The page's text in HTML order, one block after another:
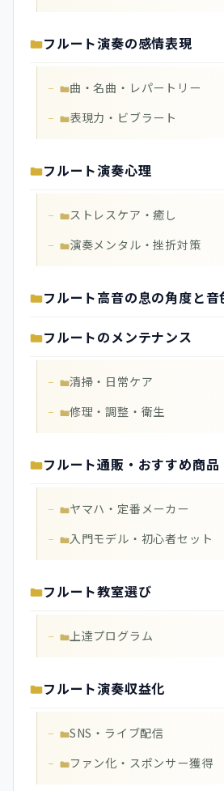
フルート演奏の感情表現
曲・名曲・レパートリー
表現力・ビブラート
フルート演奏心理
ストレスケア・癒し
演奏メンタル・挫折対策
フルート高音の息の角度と音
フルートのメンテナンス
清掃・日常ケア
修理・調整・衛生
フルート通販・おすすめ商品
ヤマハ・定番メーカー
入門モデル・初心者セット
フルート教室選び
上達プログラム
フルート演奏収益化
SNS・ライブ配信
ファン化・スポンサー獲得